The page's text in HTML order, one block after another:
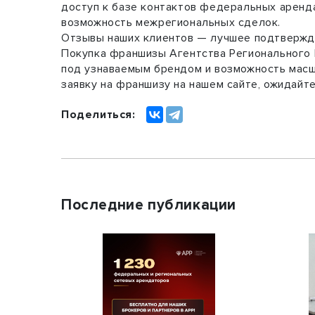
доступ к базе контактов федеральных
возможность межрегиональных сделок.
Отзывы наших клиентов — лучшее
Покупка франшизы Агентства
под узнаваемым брендом и возможность
заявку на франшизу на нашем сайте,
Поделиться:
Последние публикации